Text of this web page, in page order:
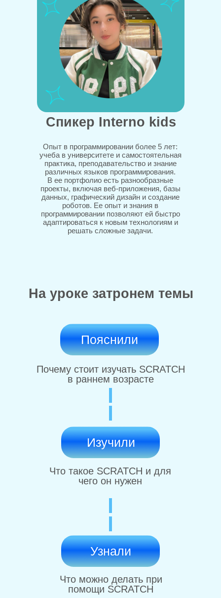
Спикер Interno kids
Опыт в программировании более 5 лет:
учеба в университете и самостоятельная
практика, преподавательство и знание
различных языков программирования.
В ее портфолио есть разнообразные
проекты, включая веб-приложения, базы
данных, графический дизайн и создание
роботов. Ее опыт и знания в
программировании позволяют ей быстро
адаптироваться к новым технологиям и
решать сложные задачи.
На уроке затронем темы
Пояснили
Изучили
Почему стоит изучать SCRATCH
в раннем возрасте
Что такое SCRATCH и для
чего он нужен
Что можно делать при
помощи SCRATCH
Узнали